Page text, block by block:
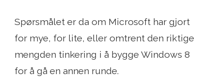
Spørsmålet er da om Microsoft har gjort
for mye, for lite, eller omtrent den riktige
mengden tinkering i å bygge Windows 8
for å gå en annen runde.